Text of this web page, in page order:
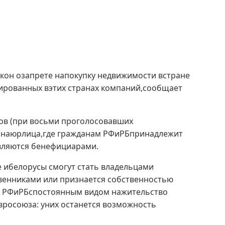
озапрете напокупку недвижимости встране
вэтих странах компаний,сообщает
(при восьми проголосовавших
гражданам РФиРБпринадлежит
бенефициарами.
смогут стать владельцами
или признается собственностью
РФиРБспостоянным видом нажительство
уних останется возможность